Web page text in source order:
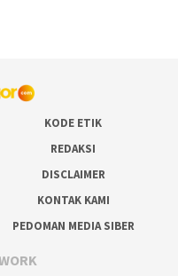
KODE ETIK
REDAKSI
DISCLAIMER
KONTAK KAMI
PEDOMAN MEDIA SIBER